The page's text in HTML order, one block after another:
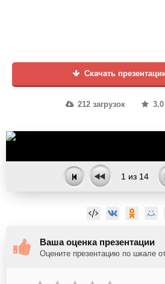
Скачать
212 загрузок
1 из 14
Ваша оценка презентации
Оцените презентацию по шкале